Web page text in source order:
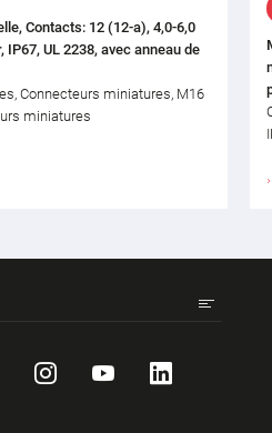
Contacts: 12 (12-a), 4,0-6,0
IP67, UL 2238, avec anneau de
Connecteurs miniatures, M16
miniatures
Instagram
YouTubeLinkedIn